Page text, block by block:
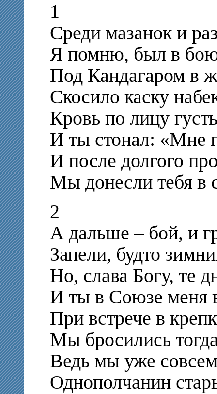
1
Среди мазанок и
Я помню, был в
Под Кандагаром в
Скосило каску
Кровь по лицу
И ты стонал: «Мне
И после долгого
Мы донесли тебя в
2
А дальше – бой, и
Запели, будто
Но, слава Богу, те
И ты в Союзе меня
При встрече в
Мы бросились
Ведь мы уже
Однополчанин